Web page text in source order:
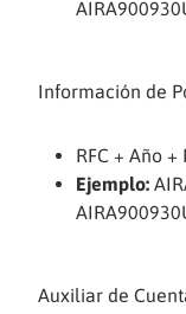
Información de
RFC + Año +
Ejemplo:
Auxiliar de